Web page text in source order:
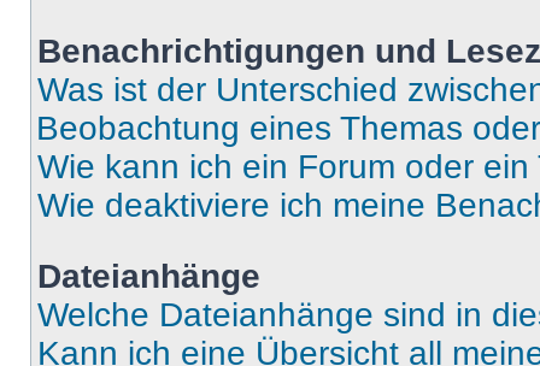
Benachrichtigungen und
Was ist der Unterschied
Beobachtung eines Themas
Wie kann ich ein Forum oder
Wie deaktiviere ich meine
Dateianhänge
Welche Dateianhänge sind in
Kann ich eine Übersicht all